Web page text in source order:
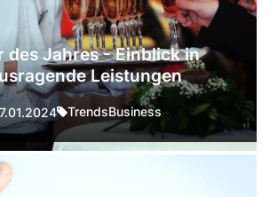
des Jahres - Einblick in
Leistungen
TrendsBusiness